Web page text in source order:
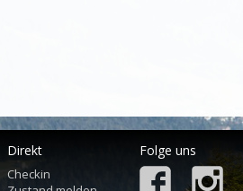
Direkt
Checkin
Folge uns